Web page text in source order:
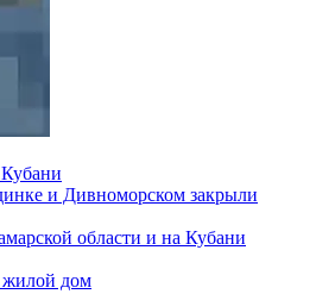
и Дивноморском закрыли
области и на Кубани
жилой дом